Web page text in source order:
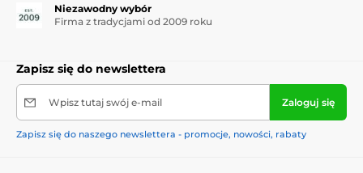
Niezawodny wybór
Firma z tradycjami od 2009 roku
Zapisz się do newslettera
Wpisz tutaj swój e-mail Zaloguj się
Zapisz się do naszego newslettera - promocje, nowości, rabaty